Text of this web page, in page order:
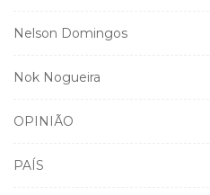
Nelson Domingos
Nok Nogueira
OPINIÃO
PAÍS